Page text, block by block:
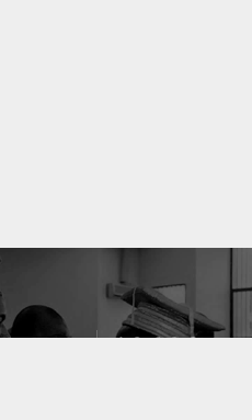
10633